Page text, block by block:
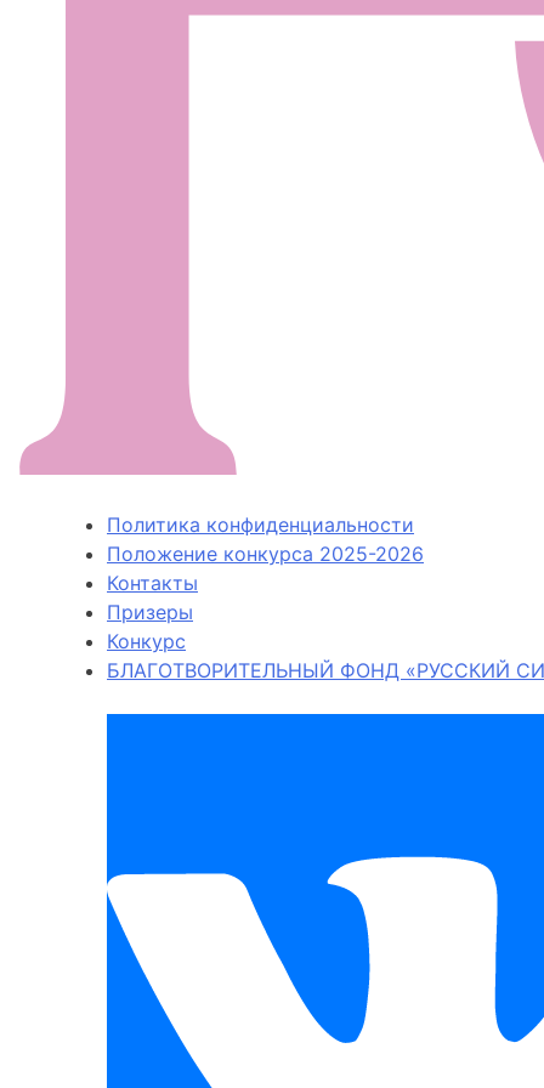
Политика конфиденциальности
Положение конкурса 2025-2026
Контакты
Призеры
Конкурс
БЛАГОТВОРИТЕЛЬНЫЙ ФОНД «РУССКИЙ